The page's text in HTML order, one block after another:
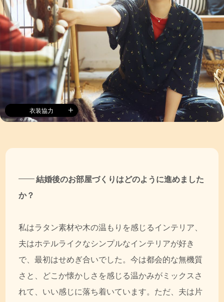
衣装協力
結婚後のお部屋づくりはどのように進めました
か？
私はラタン素材や木の温もりを感じるインテリア、
夫はホテルライクなシンプルなインテリアが好き
で、最初はせめぎ合いでした。今は都会的な無機質
さと、どこか懐かしさを感じる温かみがミックスさ
れて、いい感じに落ち着いています。ただ、夫は片